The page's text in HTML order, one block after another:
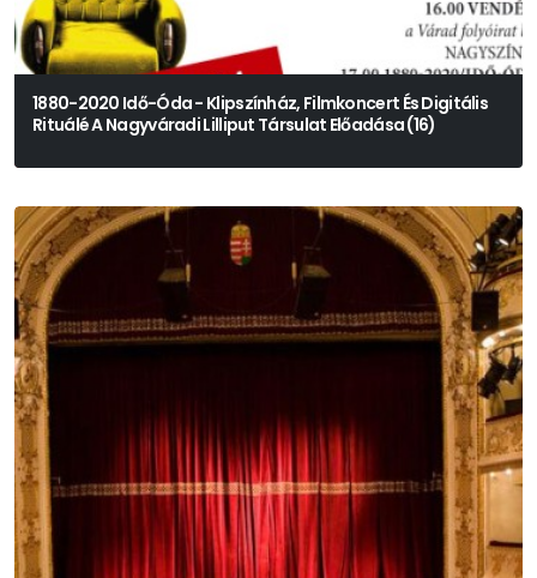
1880-2020 Idő-Óda - Klipszínház, Filmkoncert És Digitális
Rituálé A Nagyváradi Lilliput Társulat Előadása (16)